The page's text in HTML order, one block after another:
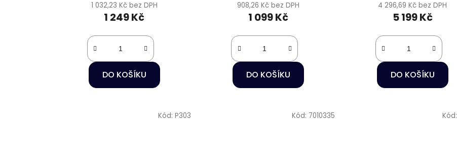
1 032,23 Kč bez DPH
1 249 Kč
DO KOŠÍKU
908,26 Kč bez DPH
1 099 Kč
DO KOŠÍKU
4 296,69 Kč bez DPH
5 199 Kč
DO KOŠÍKU
Kód: P303 Kód: 7010335 Kód: